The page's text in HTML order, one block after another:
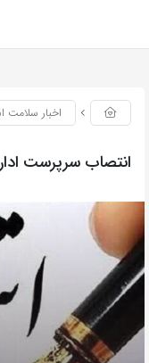
اخبار سلامت
انتصاب سرپرست